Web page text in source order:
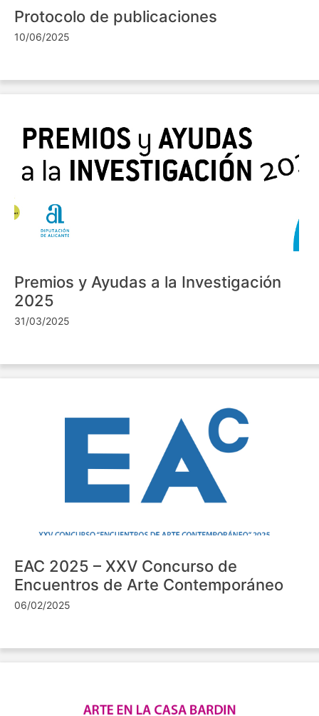
Protocolo de publicaciones
10/06/2025
Premios y Ayudas a la Investigación
2025
31/03/2025
EAC 2025 – XXV Concurso de
Encuentros de Arte Contemporáneo
06/02/2025